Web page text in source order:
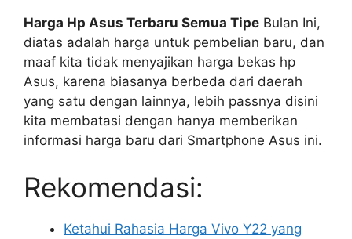
Harga Hp Asus Terbaru Semua Tipe Bulan Ini,
diatas adalah harga untuk pembelian baru, dan
maaf kita tidak menyajikan harga bekas hp
Asus, karena biasanya berbeda dari daerah
yang satu dengan lainnya, lebih passnya disini
kita membatasi dengan hanya memberikan
informasi harga baru dari Smartphone Asus ini.
Rekomendasi:
Ketahui Rahasia Harga Vivo Y22 yang